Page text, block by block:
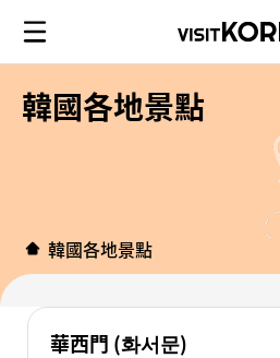
韓國各地景點
韓國各地景點
華西門 (화서문)